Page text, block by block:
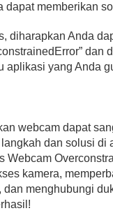
dapat memberikan
diharapkan Anda
dan
aplikasi yang Anda
webcam dapat
dan solusi di
Webcam
kamera,
dan menghubungi